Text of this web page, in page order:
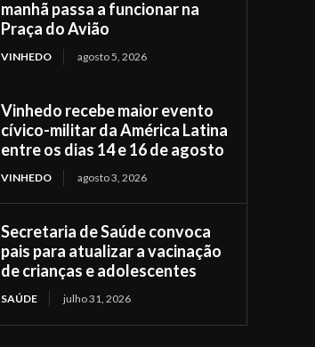
manhã passa a funcionar na
Praça do Avião
VINHEDO agosto 5, 2026
Vinhedo recebe maior evento
cívico-militar da América Latina
entre os dias 14 e 16 de agosto
VINHEDO agosto 3, 2026
Secretaria de Saúde convoca
pais para atualizar a vacinação
de crianças e adolescentes
SAÚDE julho 31, 2026